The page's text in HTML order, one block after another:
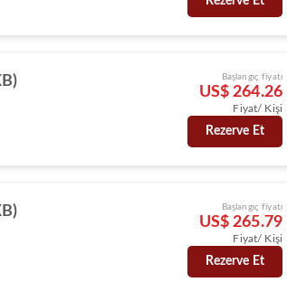
Başlangıç fiyatı
US$ 264.26
Fiyat/ Kişi
Rezerve Et
Başlangıç fiyatı
US$ 265.79
Fiyat/ Kişi
Rezerve Et